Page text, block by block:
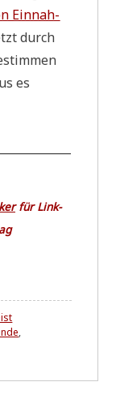
Ein­nah­
durch
es
für Lin­k­
,